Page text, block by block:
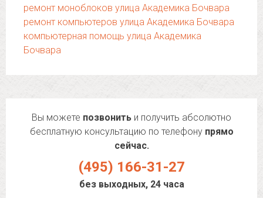
ремонт моноблоков улица Академика Бочвара
ремонт компьютеров улица Академика Бочвара
компьютерная помощь улица Академика
Бочвара
Вы можете позвонить и получить абсолютно
бесплатную консультацию по телефону прямо
сейчас.
(495) 166-31-27
без выходных, 24 часа